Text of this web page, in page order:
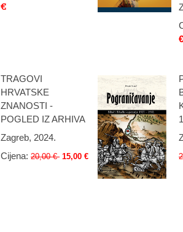
€
€
TRAGOVI
HRVATSKE
ZNANOSTI -
POGLED IZ ARHIVA
Zagreb, 2024.
Cijena: 20,00 € 15,00 €